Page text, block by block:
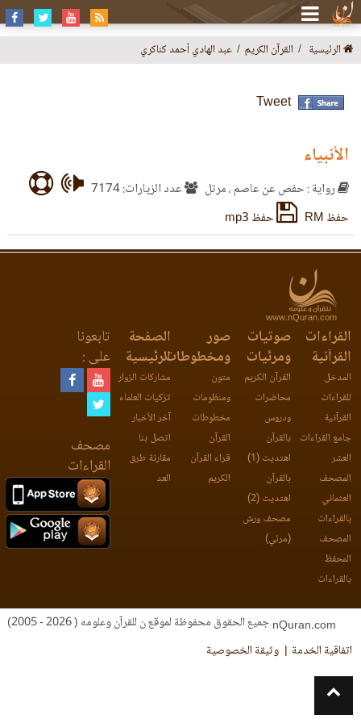
الرئيسية القرآن الكريم عبد الهادي أحمد كناكري
Tweet
الأنبياء
رواية : حفص عن عاصم ، مرتل
عدد الزيارات: 7174
حفظ RM
حفظ mp3
www.nQuran.com
القراءات
القرآنية
المدخل
للقراءات
القرآنية
جامع القراءات
العشر
المصحف
العثماني
بالقراءات
المصحف
المحفظ
بالقراءات
صوتيات
ومرئيات
القرآن الكريم
محاضرات
ودروس
بالقرآن
اهتديت (1)
بالقرآن
اهتديت (2)
مصحف ورش
(مرئي)
صور
ومخطوطات
متون
ومنظومات
مخطوطات
القرآن
قراء القرآن
الكريم
الصفحة
الرئيسية
مشاركات الزوار
تزكيات العلماء
آخر الأخبار
اتصل بنا
مقارنة طرق
العد
تابعونا
على :
مصحف
القراءات
جميع الحقوق محفوظة لموقع ن للقرآن وعلومه ( 2026 - 2005)
اتفاقية الخدمة
وثيقة الخصوصية